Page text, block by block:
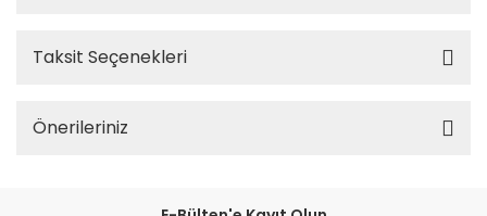
Taksit Seçenekleri
Önerileriniz